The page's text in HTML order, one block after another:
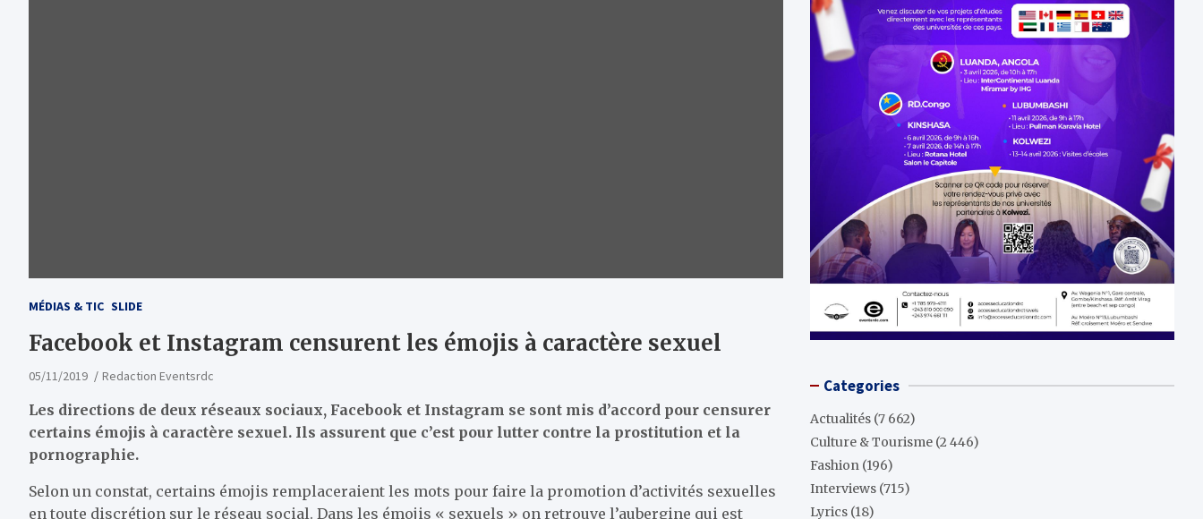
MÉDIAS & TIC SLIDE
Facebook et Instagram censurent les émojis à caractère sexuel
05/11/2019 Redaction Eventsrdc
Les directions de deux réseaux sociaux, Facebook et Instagram se sont mis d’accord pour censurer
certains émojis à caractère sexuel. Ils assurent que c’est pour lutter contre la prostitution et la
pornographie.
Selon un constat, certains émojis remplaceraient les mots pour faire la promotion d’activités sexuelles
en toute discrétion sur le réseau social. Dans les émojis « sexuels » on retrouve l’aubergine qui est
Categories
Actualités (7 662)
Culture & Tourisme (2 446)
Fashion (196)
Interviews (715)
Lyrics (18)